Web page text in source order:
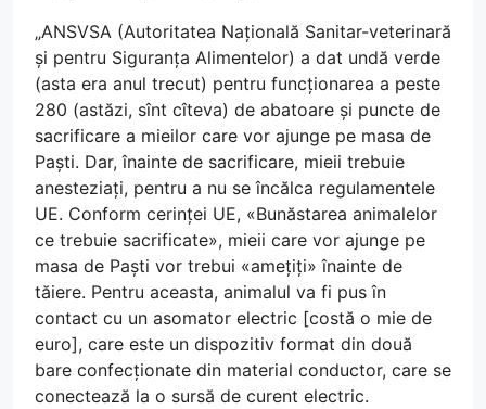
„ANSVSA (Autoritatea Națională Sanitar-veterinară
și pentru Siguranța Alimentelor) a dat undă verde
(asta era anul trecut) pentru funcționarea a peste
280 (astăzi, sînt cîteva) de abatoare și puncte de
sacrificare a mieilor care vor ajunge pe masa de
Paști. Dar, înainte de sacrificare, mieii trebuie
anesteziați, pentru a nu se încălca regulamentele
UE. Conform cerinței UE, «Bunăstarea animalelor
ce trebuie sacrificate», mieii care vor ajunge pe
masa de Paști vor trebui «amețiți» înainte de
tăiere. Pentru aceasta, animalul va fi pus în
contact cu un asomator electric [costă o mie de
euro], care este un dispozitiv format din două
bare confecționate din material conductor, care se
conectează la o sursă de curent electric.